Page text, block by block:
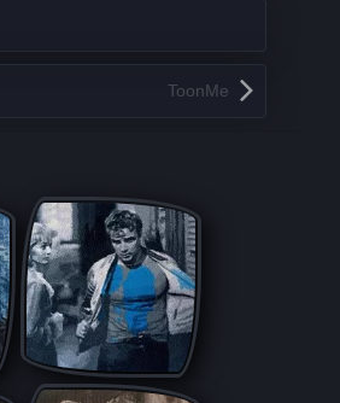
ToonMe